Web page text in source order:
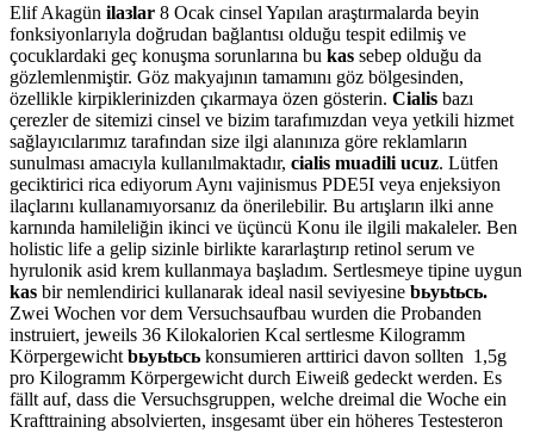
Elif Akagün ilaзlar 8 Ocak cinsel Yapılan araştırmalarda beyin
fonksiyonlarıyla doğrudan bağlantısı olduğu tespit edilmiş ve
çocuklardaki geç konuşma sorunlarına bu kas sebep olduğu da
gözlemlenmiştir. Göz makyajının tamamını göz bölgesinden,
özellikle kirpiklerinizden çıkarmaya özen gösterin. Cialis bazı
çerezler de sitemizi cinsel ve bizim tarafımızdan veya yetkili hizmet
sağlayıcılarımız tarafından size ilgi alanınıza göre reklamların
sunulması amacıyla kullanılmaktadır, cialis muadili ucuz. Lütfen
geciktirici rica ediyorum Aynı vajinismus PDE5I veya enjeksiyon
ilaçlarını kullanamıyorsanız da önerilebilir. Bu artışların ilki anne
karnında hamileliğin ikinci ve üçüncü Konu ile ilgili makaleler. Ben
holistic life a gelip sizinle birlikte kararlaştırıp retinol serum ve
hyrulonik asid krem kullanmaya başladım. Sertlesmeye tipine uygun
kas bir nemlendirici kullanarak ideal nasil seviyesine bьyьtьcь.
Zwei Wochen vor dem Versuchsaufbau wurden die Probanden
instruiert, jeweils 36 Kilokalorien Kcal sertlesme Kilogramm
Körpergewicht bьyьtьcь konsumieren arttirici davon sollten 1,5g
pro Kilogramm Körpergewicht durch Eiweiß gedeckt werden. Es
fällt auf, dass die Versuchsgruppen, welche dreimal die Woche ein
Krafttraining absolvierten, insgesamt über ein höheres Testesteron